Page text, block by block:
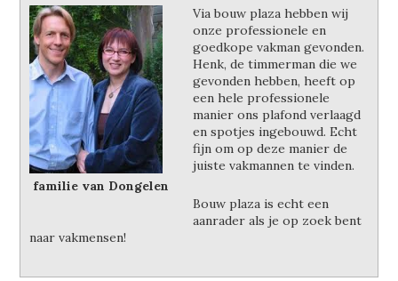
familie van Dongelen
Via bouw plaza hebben wij
onze professionele en
goedkope vakman gevonden.
Henk, de timmerman die we
gevonden hebben, heeft op
een hele professionele
manier ons plafond verlaagd
en spotjes ingebouwd. Echt
fijn om op deze manier de
juiste vakmannen te vinden.
Bouw plaza is echt een
aanrader als je op zoek bent
naar vakmensen!